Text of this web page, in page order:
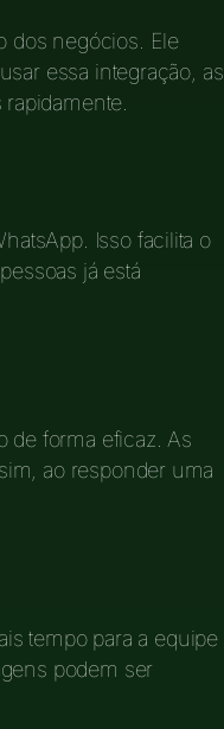
dos negócios. Ele
essa integração, as
Isso facilita o
já está
de forma eficaz. As
ao responder uma
tempo para a equipe
podem ser